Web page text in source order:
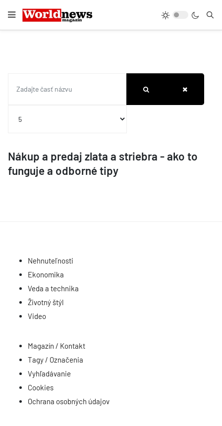
Nákup a predaj zlata a striebra - ako to
funguje a odborné tipy
Nehnuteľnosti
Ekonomika
Veda a technika
Životný štýl
Video
Magazín / Kontakt
Tagy / Označenia
Vyhľadávanie
Cookies
Ochrana osobných údajov